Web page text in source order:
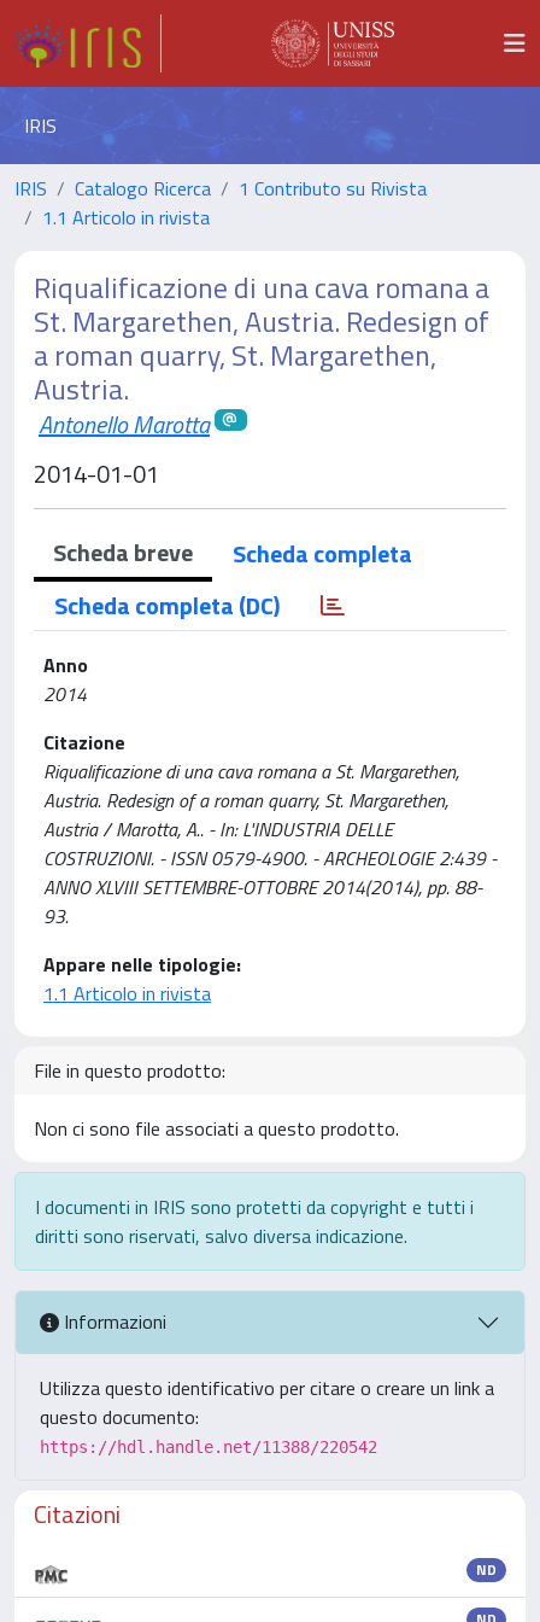
IRIS
IRIS Catalogo Ricerca
1 Contributo su Rivista
1.1 Articolo in rivista
Riqualificazione di una cava romana a
St. Margarethen, Austria. Redesign of
a roman quarry, St. Margarethen,
Austria.
Antonello Marotta
2014-01-01
Scheda breve
Scheda completa
Scheda completa (DC)
Anno
2014
Citazione
Riqualificazione di una cava romana a St. Margarethen,
Austria. Redesign of a roman quarry, St. Margarethen,
Austria / Marotta, A.. - In: L'INDUSTRIA DELLE
COSTRUZIONI. - ISSN 0579-4900. - ARCHEOLOGIE 2:439 -
ANNO XLVIII SETTEMBRE-OTTOBRE 2014(2014), pp. 88-
93.
Appare nelle tipologie:
1.1 Articolo in rivista
File in questo prodotto:
Non ci sono file associati a questo prodotto.
I documenti in IRIS sono protetti da copyright e tutti i
diritti sono riservati, salvo diversa indicazione.
Informazioni
Utilizza questo identificativo per citare o creare un link a
questo documento:
https://hdl.handle.net/11388/220542
Citazioni
ND